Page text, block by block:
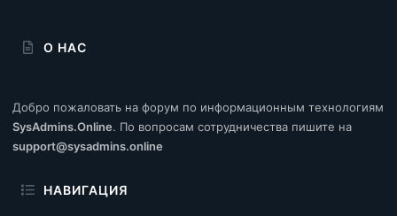
О НАС
Добро пожаловать на форум по информационным технологиям
SysAdmins.Online. По вопросам сотрудничества пишите на
support@sysadmins.online
НАВИГАЦИЯ